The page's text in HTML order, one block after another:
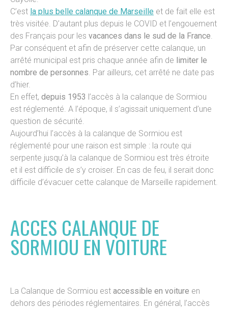
C’est la plus belle calanque de Marseille et de fait elle est
très visitée. D’autant plus depuis le COVID et l’engouement
des Français pour les vacances dans le sud de la France.
Par conséquent et afin de préserver cette calanque, un
arrêté municipal est pris chaque année afin de limiter le
nombre de personnes. Par ailleurs, cet arrêté ne date pas
d’hier.
En effet, depuis 1953 l’accès à la calanque de Sormiou
est réglementé. A l’époque, il s’agissait uniquement d’une
question de sécurité.
Aujourd’hui l’accès à la calanque de Sormiou est
réglementé pour une raison est simple : la route qui
serpente jusqu’à la calanque de Sormiou est très étroite
et il est difficile de s’y croiser. En cas de feu, il serait donc
difficile d’évacuer cette calanque de Marseille rapidement.
ACCES CALANQUE DE
SORMIOU EN VOITURE
La Calanque de Sormiou est accessible en voiture en
dehors des périodes réglementaires. En général, l’accès